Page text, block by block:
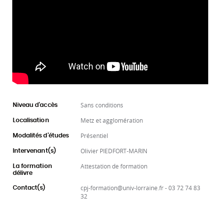
Niveau d'accès Sans conditions
Localisation Metz et agglomération
Modalités d'études Présentiel
Intervenant(s) Olivier PIEDFORT-MARIN
La formation
délivre
Attestation de formation
Contact(s)
cpj-formation@univ-lorraine.fr - 03 72 74 83
32